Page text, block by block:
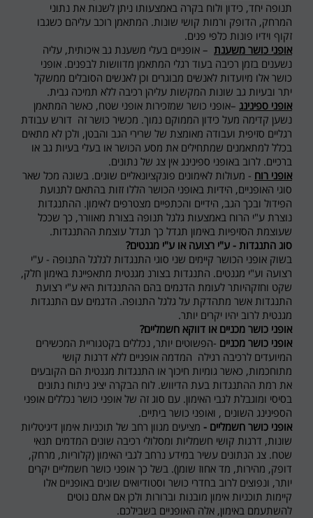
תנופה יחד, כידון ולוח בקרה באמצעותו ניתן לשנות את נתוני
המרחק, הדופק ורמות קושי שונות. המתאמן רוכב עליהם כשגבו
זקוף וידיו פונות כלפי פנים.
אופני כושר משענת – אופניים בעלי משענת גב איכותית, עליה
נשענים בזמן רכיבה בעוד רגלי המתאמן מדוושות לבפנים. אופני
כושר אלו מיועדות לאנשים מבוגרים וכן לאנשים הסובלים ממשקל
יתר ובעיות גב שונות המקשות עליהן רכיבה ללא תמיכה גבית.
אופני ספינינג –אופני כושר שמזכירות אופני שטח, כאשר המתאמן
נשען קדימה מעל כידון הממוקם נמוך. מכשיר כושר זה דורש עבודת
רגליים סזיפית ועבודה מאומצת של שרירי הגב והבטן, ולכן לא מתאים
בכלל למתאמנים שמתחילים את מסע הכושר או בעלי בעיות גב או
ברכיים. לרוב באופני ספינינג אין צג של נתונים.
אופני רוח - מעולות לאימונים פונקציונאליים שונים. בשונה מכל שאר
סוגי האופניים, הידיות באופני הכושר הללו זזות בהתאם לתנועת
הפידול ובכך הגב, הידיים והכתפיים מצטרפים לאימון. ההתנגדות
נוצרת ע"י הרוח באמצעות גלגל תנופה בצורת מאוורר, כך שככל
שעוצמת הסזיפיות באימון תגדל כך תגדל עוצמת ההתנגדות.
סוג התנגדות - ע"י רצועה או ע"י מגנטים?
בשוק אופני הכושר קיימים שני סוגי התנגדות לגלגל התנופה - ע"י
רצועה וע"י מגנטים. התנגדות בצורנ מגנטית מתאפיינת באימון חלק,
שקט וחזקהיותר לעומת הדגמים בהם ההתנגדות היא ע"י רצועת
התנגדות אשר מתהדקת על גלגל התנופה. הדגמים עם התנגדות
מגנטית לרוב יהיו יקרים יותר.
אופני כושר מכניים או דווקא חשמליים?
אופני כושר מכניים -הפשוטים יותר, נכללים בקטגוריית המכשירים
המיועדים לרכיבה רגילה המדמה אופניים ללא דרגות קושי
מתוחכמות, כאשר גומיות חיכוך או התנגדות מגנטית הם הקובעים
את רמת ההתנגדות בעת הדיווש. לוח הבקרה יציג ניתוח נתונים
בסיסי ומוגבלת לגבי האימון. עם סוג זה של אופני כושר נכללים אופני
הספינינג השונים , ואופני כושר ביתיים.
אופני כושר חשמליים - מציעים מגוון רחב של תוכניות אימון דיגיטליות
שונות, דרגות קושי חשמליות ומסלולי רכיבה שונים המדמים תנאי
שטח. צג הנתונים עשיר במידע נרחב לגבי האימון (קלוריות, מרחק,
דופק, מהירות, מד אחוז שומן). בשל כך אופני כושר חשמליים יקרים
יותר, ונפוצים לרוב בחדרי כושר וסטודיואים שונים באופניים אלו
קיימות תוכניות אימון מובנות וברורות ולכן אם אתם נוטים
להשתעמם באימון, אלה האופניים בשבילכם.